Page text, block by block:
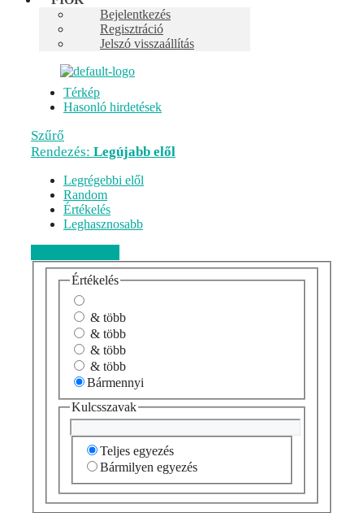
Bejelentkezés
Regisztráció
Jelszó visszaállítás
Kedvenc
Hitelesítem: Hirdetés
Vélemények
Fotók (3)
Térkép
Hasonló hirdetések
Szűrő
Rendezés: Legújabb elől
Legrégebbi elől
Random
Értékelés
Leghasznosabb
Értékelés
& több
& több
& több
& több
Bármennyi
Kulcsszavak
Teljes egyezés
Bármilyen egyezés